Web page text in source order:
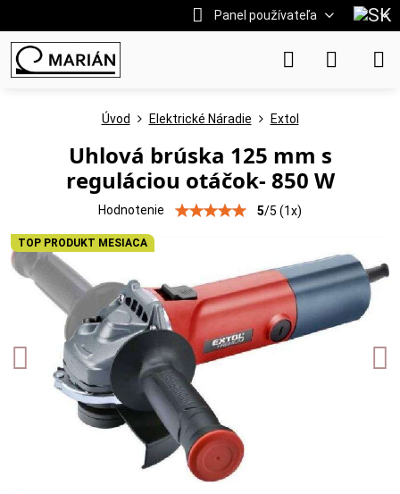
Panel používateľa
TOP PRODUKT MESIACA
Úvod Elektrické Náradie Extol
Uhlová brúska 125 mm s
reguláciou otáčok- 850 W
Hodnotenie 5/5 (1x)